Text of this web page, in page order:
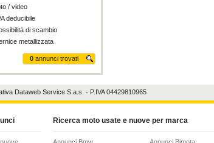
/ video
deducibile
di scambio
metallizzata
0 annunci trovati
Dataweb Service S.a.s. - P.IVA 04429810965
Ricerca moto usate e nuove per marca